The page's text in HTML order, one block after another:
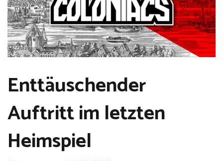
Enttäuschender
Auftritt im letzten
Heimspiel